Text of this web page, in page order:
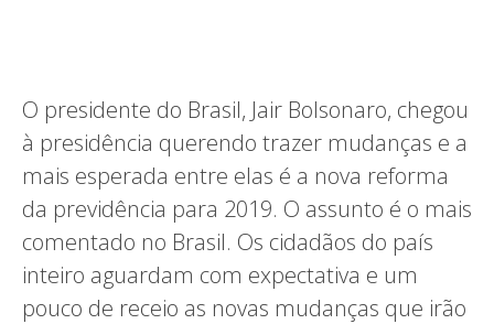
O presidente do Brasil, Jair Bolsonaro, chegou
à presidência querendo trazer mudanças e a
mais esperada entre elas é a nova reforma
da previdência para 2019. O assunto é o mais
comentado no Brasil. Os cidadãos do país
inteiro aguardam com expectativa e um
pouco de receio as novas mudanças que irão